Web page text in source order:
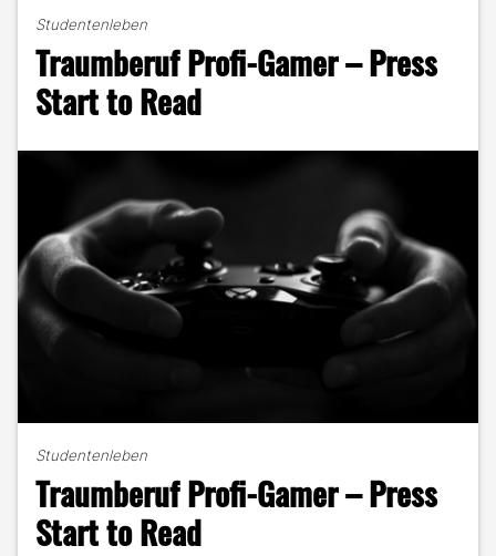
Plattform
von
Amazon"
Studentenleben
Traumberuf Profi-Gamer – Press
Start to Read
Studentenleben
Traumberuf Profi-Gamer – Press
Start to Read